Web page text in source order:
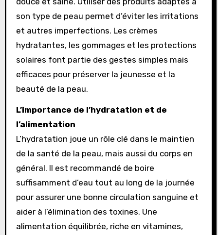
son type de peau permet d’éviter les irritations
et autres imperfections. Les crèmes
hydratantes, les gommages et les protections
solaires font partie des gestes simples mais
efficaces pour préserver la jeunesse et la
beauté de la peau.
L’importance de l’hydratation et de
l’alimentation
L’hydratation joue un rôle clé dans le maintien
de la santé de la peau, mais aussi du corps en
général. Il est recommandé de boire
suffisamment d’eau tout au long de la journée
pour assurer une bonne circulation sanguine et
aider à l’élimination des toxines. Une
alimentation équilibrée, riche en vitamines,